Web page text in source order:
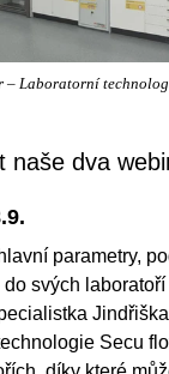
– Laboratorní
naše dva
parametry,
svých
Secu